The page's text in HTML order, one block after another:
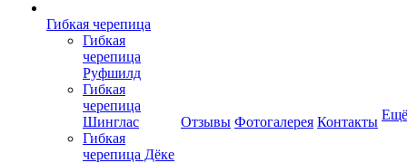
Гибкая черепица
Гибкая
черепица
Руфшилд
Гибкая
черепица
Шинглас
Гибкая
черепица Дёке
Отзывы Фотогалерея Контакты Ещё